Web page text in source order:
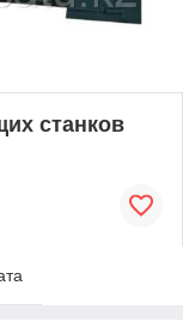
станков